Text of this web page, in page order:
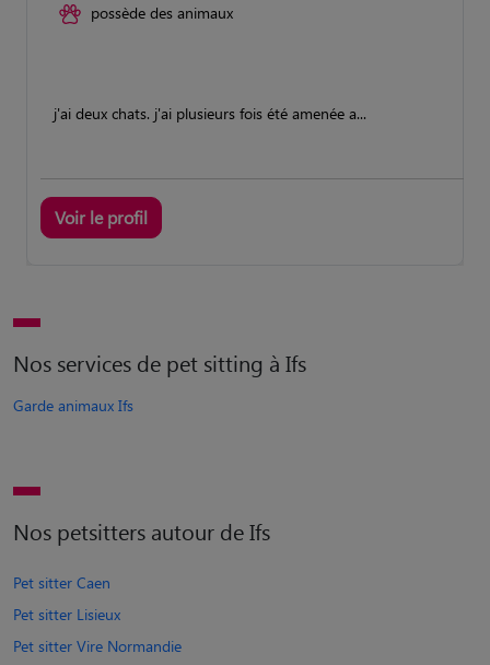
possède des animaux
j'ai deux chats. j'ai plusieurs fois été amenée a...
Voir le profil
Nos services de pet sitting à Ifs
Garde animaux Ifs
Nos petsitters autour de Ifs
Pet sitter Caen
Pet sitter Lisieux
Pet sitter Vire Normandie